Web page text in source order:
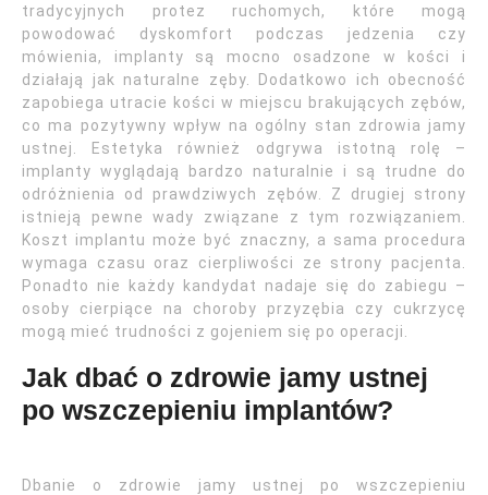
tradycyjnych protez ruchomych, które mogą
powodować dyskomfort podczas jedzenia czy
mówienia, implanty są mocno osadzone w kości i
działają jak naturalne zęby. Dodatkowo ich obecność
zapobiega utracie kości w miejscu brakujących zębów,
co ma pozytywny wpływ na ogólny stan zdrowia jamy
ustnej. Estetyka również odgrywa istotną rolę –
implanty wyglądają bardzo naturalnie i są trudne do
odróżnienia od prawdziwych zębów. Z drugiej strony
istnieją pewne wady związane z tym rozwiązaniem.
Koszt implantu może być znaczny, a sama procedura
wymaga czasu oraz cierpliwości ze strony pacjenta.
Ponadto nie każdy kandydat nadaje się do zabiegu –
osoby cierpiące na choroby przyzębia czy cukrzycę
mogą mieć trudności z gojeniem się po operacji.
Jak dbać o zdrowie jamy ustnej
po wszczepieniu implantów?
Dbanie o zdrowie jamy ustnej po wszczepieniu